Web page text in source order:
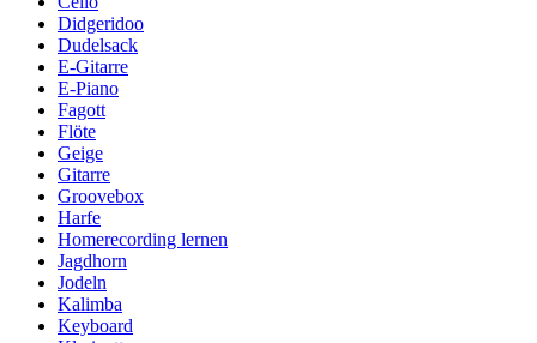
Didgeridoo
Dudelsack
E-Gitarre
E-Piano
Fagott
Flöte
Geige
Gitarre
Groovebox
Harfe
Homerecording lernen
Jagdhorn
Jodeln
Kalimba
Keyboard